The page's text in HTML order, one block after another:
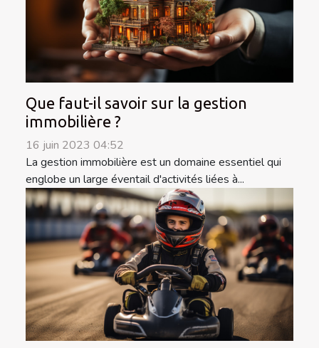
Que faut-il savoir sur la gestion
immobilière ?
16 juin 2023 04:52
La gestion immobilière est un domaine essentiel qui
englobe un large éventail d'activités liées à...